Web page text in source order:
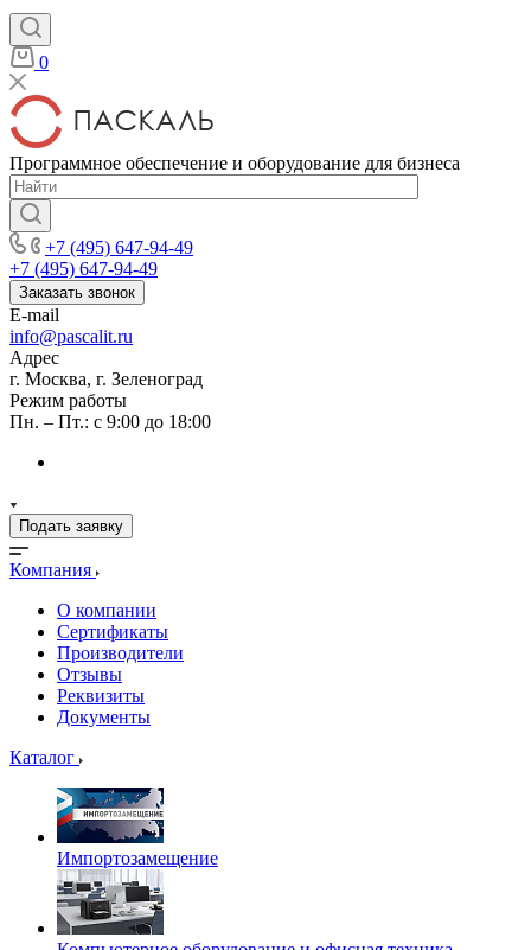
0
Программное обеспечение и оборудование для бизнеса
+7 (495) 647-94-49
+7 (495) 647-94-49
Заказать звонок
E-mail
info@pascalit.ru
Адрес
г. Москва, г. Зеленоград
Режим работы
Пн. – Пт.: с 9:00 до 18:00
Подать заявку
Компания
О компании
Сертификаты
Производители
Отзывы
Реквизиты
Документы
Каталог
Импортозамещение